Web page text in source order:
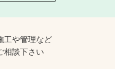
工や管理など
相談下さい